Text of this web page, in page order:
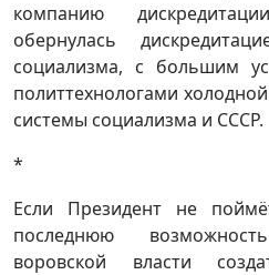
компанию
обернулась
социализма, с большим
политтехнологами
системы социализма и СССР.
*
Если Президент не
последнюю
воровской власти